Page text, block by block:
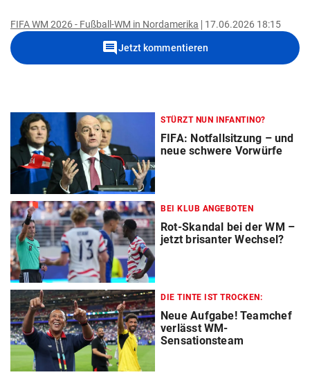
FIFA WM 2026 - Fußball-WM in Nordamerika 17.06.2026 18:15
commentJetzt kommentieren
STÜRZT NUN INFANTINO?
FIFA: Notfallsitzung – und
neue schwere Vorwürfe
BEI KLUB ANGEBOTEN
Rot-Skandal bei der WM –
jetzt brisanter Wechsel?
DIE TINTE IST TROCKEN:
Neue Aufgabe! Teamchef
verlässt WM-
Sensationsteam